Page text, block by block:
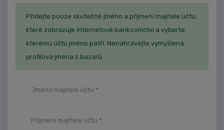
Přidejte pouze skutečné jméno a příjmení majitele účtu,
které zobrazuje internetové bankovnictví a vyberte
kterému účtu jméno patří. Nenahrávejte vymyšlená
profilová jména z bazarů.